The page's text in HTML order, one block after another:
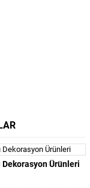
Dekorasyon Ürünleri